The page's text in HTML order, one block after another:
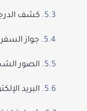
كشف
جواز السفر
الصور
البريد